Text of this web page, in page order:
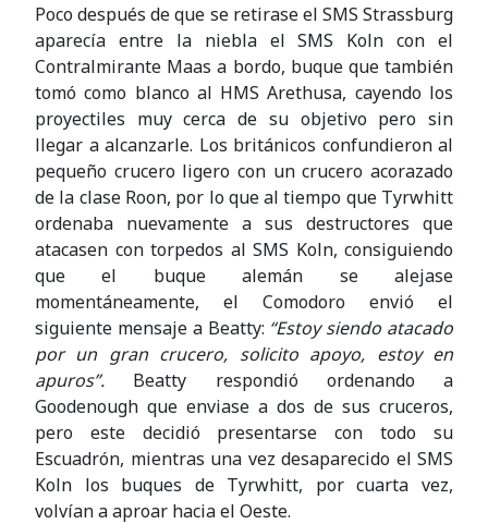
Poco después de que se retirase el SMS Strassburg
aparecía entre la niebla el SMS Koln con el
Contralmirante Maas a bordo, buque que también
tomó como blanco al HMS Arethusa, cayendo los
proyectiles muy cerca de su objetivo pero sin
llegar a alcanzarle. Los británicos confundieron al
pequeño crucero ligero con un crucero acorazado
de la clase Roon, por lo que al tiempo que Tyrwhitt
ordenaba nuevamente a sus destructores que
atacasen con torpedos al SMS Koln, consiguiendo
que el buque alemán se alejase
momentáneamente, el Comodoro envió el
siguiente mensaje a Beatty: “Estoy siendo atacado
por un gran crucero, solicito apoyo, estoy en
apuros”. Beatty respondió ordenando a
Goodenough que enviase a dos de sus cruceros,
pero este decidió presentarse con todo su
Escuadrón, mientras una vez desaparecido el SMS
Koln los buques de Tyrwhitt, por cuarta vez,
volvían a aproar hacia el Oeste.